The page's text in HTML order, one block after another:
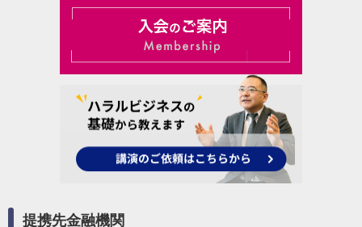
提携先金融機関